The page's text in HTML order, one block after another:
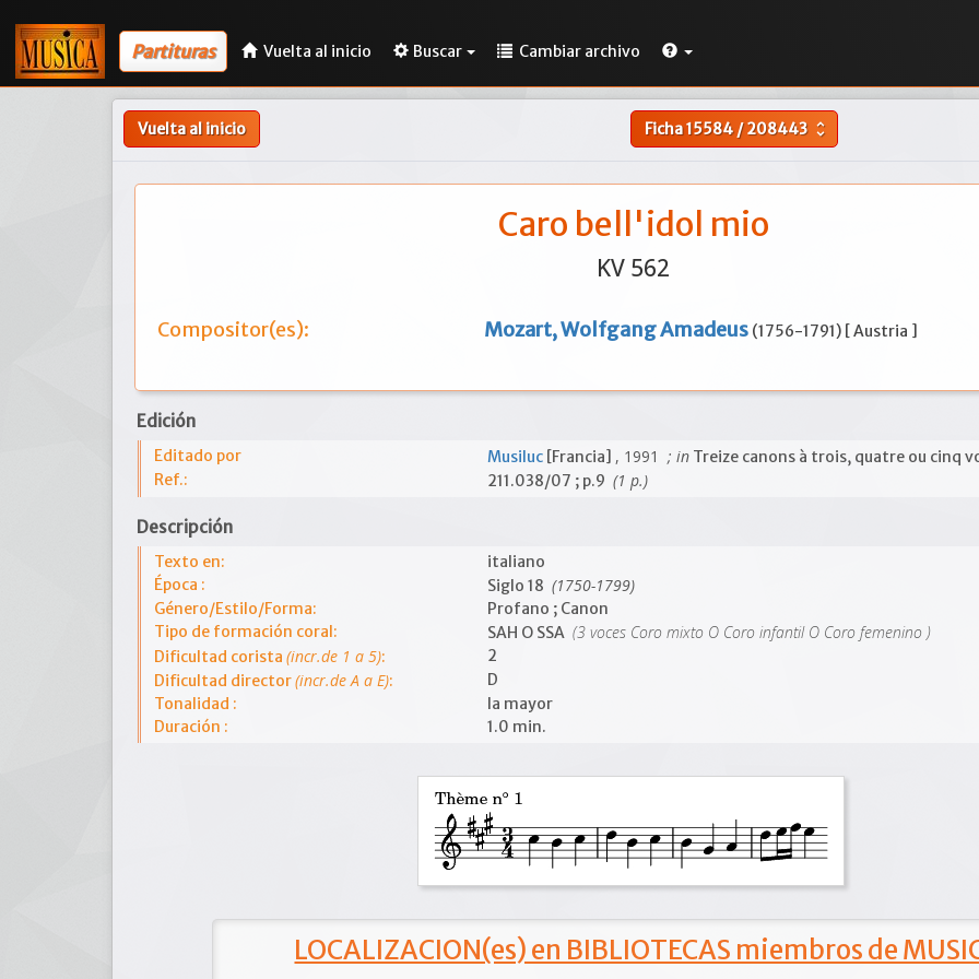
Partituras Vuelta al inicio Buscar Cambiar archivo
Vuelta al inicio Ficha15584/208443 unfold_more
Caro bell'idol mio
KV 562
Compositor(es): Mozart, Wolfgang Amadeus (1756-1791) [ Austria ]
Edición
Editado por Musiluc [Francia] , 1991 ; in Treize canons à trois, quatre ou cinq
Ref.: 211.038/07 ; p.9 (1 p.)
Descripción
Texto en:
italiano
Época :
Siglo 18 (1750-1799)
Género/Estilo/Forma:
Profano ; Canon
Tipo de formación coral:
SAH O SSA (3 voces Coro mixto O Coro infantil O Coro femenino )
Dificultad corista (incr.de 1 a 5):
2
Dificultad director(incr.de A a E):
D
Tonalidad :
la mayor
Duración :
1.0 min.
LOCALIZACION(es) en BIBLIOTECAS miembros de